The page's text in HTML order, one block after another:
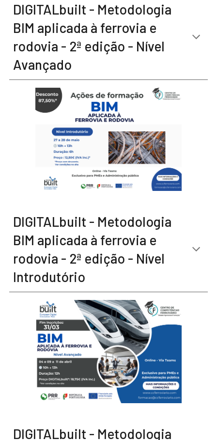
DIGITALbuilt - Metodologia
BIM aplicada à ferrovia e
rodovia - 2ª edição - Nível
Avançado
DIGITALbuilt - Metodologia
BIM aplicada à ferrovia e
rodovia - 2ª edição - Nível
Introdutório
DIGITALbuilt - Metodologia